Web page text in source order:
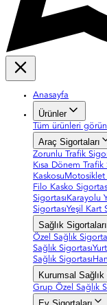
Anasayfa
Ürünler
Tüm ürünleri
Araç Sigortaları
Zorunlu Trafik
Kısa Dönem Trafik
Kaskosu Motosiklet
Filo Kasko
Sigortası Karayolu
SigortasıYeşil Kart
Sağlık Sigortaları
Özel Sağlık
Sağlık Sigortası
Sağlık Sigortası
Kurumsal Sağlık
Grup Özel Sağlık